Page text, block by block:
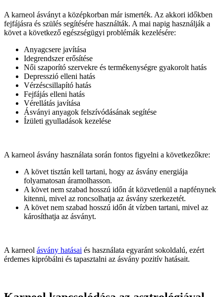
A karneol ásványt a középkorban már ismerték. Az akkori időkben
fejfájásra és szülés segítésére használták. A mai napig használják a
követ a következő egészségügyi problémák kezelésére:
Anyagcsere javítása
Idegrendszer erősítése
Női szaporító szervekre és termékenységre gyakorolt hatás
Depresszió elleni hatás
Vérzéscsillapító hatás
Fejfájás elleni hatás
Vérellátás javítása
Ásványi anyagok felszívódásának segítése
Ízületi gyulladások kezelése
A karneol ásvány használata során fontos figyelni a következőkre:
A követ tisztán kell tartani, hogy az ásvány energiája
folyamatosan áramolhasson.
A követ nem szabad hosszú időn át közvetlenül a napfénynek
kitenni, mivel az roncsolhatja az ásvány szerkezetét.
A követ nem szabad hosszú időn át vízben tartani, mivel az
károsíthatja az ásványt.
A karneol ásvány hatásai és használata egyaránt sokoldalú, ezért
érdemes kipróbálni és tapasztalni az ásvány pozitív hatásait.